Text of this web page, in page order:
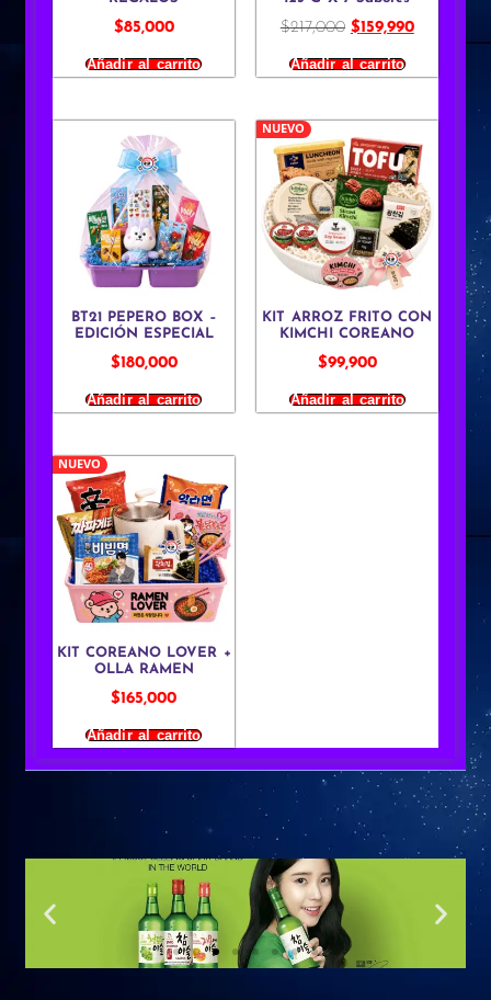
$85,000
Añadir al carrito
$217,000 $159,990
Añadir al carrito
BT21 PEPERO BOX –
EDICIÓN ESPECIAL
$180,000
Añadir al carrito
NUEVO
KIT ARROZ FRITO CON
KIMCHI COREANO
$99,900
Añadir al carrito
NUEVO
KIT COREANO LOVER +
OLLA RAMEN
$165,000
Añadir al carrito